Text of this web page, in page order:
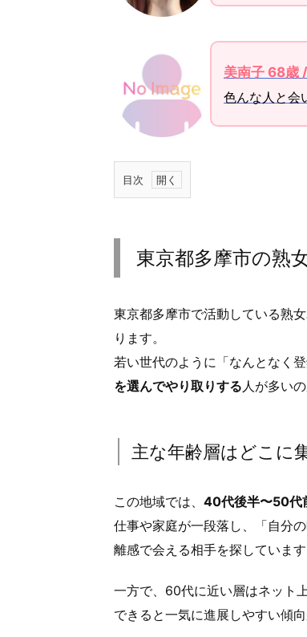
美南子 68歳
色んな人と会
目次
1.
都
摩
の
熟
女
ザ
は
ん
な
が
多
東京都多摩市の熟
東京都多摩市で活動している熟
ります。
若い世代のように「なんとなく
を選んでやり取りする 人が多い
主な年齢層はどこに
この地域では、 40代後半〜50代
仕事や家庭が一段落し、「自分
離感で会える相手を探しています
一方で、60代に近い層はネット
できると一気に進展しやすい傾向